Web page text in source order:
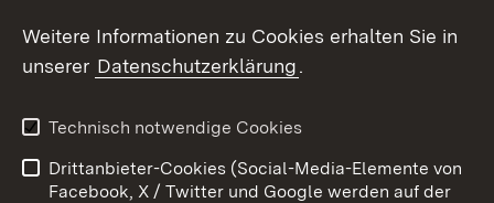
Barrierefreiheit
Benutzungshinweise
Impressum
Cookies
Weitere Informationen zu Cookies erhalten Sie in
unserer Datenschutzerklärung.
Technisch notwendige Cookies
Drittanbieter-Cookies (Social-Media-Elemente von
Facebook, X / Twitter und Google werden auf der